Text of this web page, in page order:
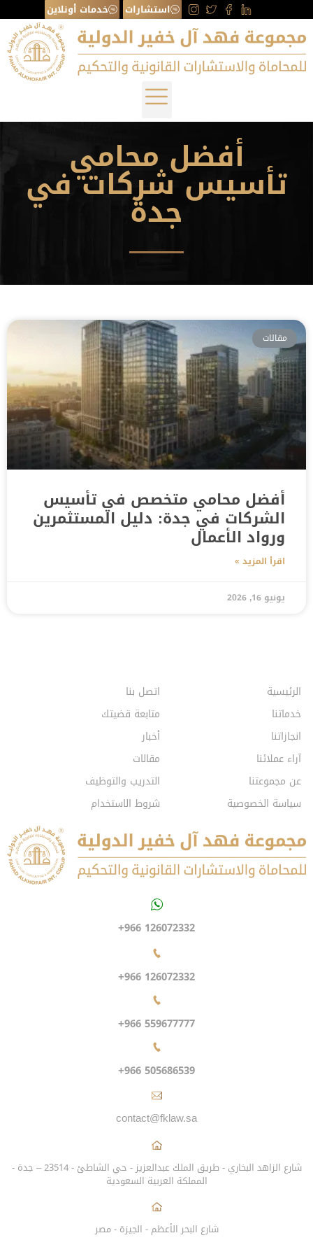
استشارات خدمات أونلاين
أفضل محامي
تأسيس شركات في
جدة
مقالات
أفضل محامي متخصص في تأسيس
الشركات في جدة: دليل المستثمرين
ورواد الأعمال
اقرأ المزيد »
يونيو 16, 2026
الرئيسية
خدماتنا
انجازاتنا
آراء عملائنا
عن مجموعتنا
سياسة الخصوصية
اتصل بنا
متابعة قضيتك
أخبار
مقالات
التدريب والتوظيف
شروط الاستخدام
+966 126072332
+966 126072332
+966 559677777
+966 505686539
contact@fklaw.sa
شارع الزاهد البخاري - طريق الملك عبدالعزيز - حي الشاطئ - 23514 – جدة -
المملكة العربية السعودية
شارع البحر الأعظم - الجيزة - مصر